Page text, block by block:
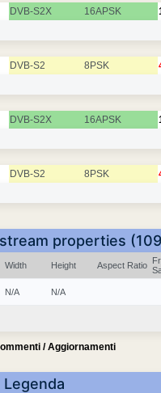
DVB-S2X 16APSK
DVB-S2 8PSK
DVB-S2X 16APSK
DVB-S2 8PSK
properties
Width Height Aspect Ratio
N/A N/A
/ Aggiornamenti
Legenda